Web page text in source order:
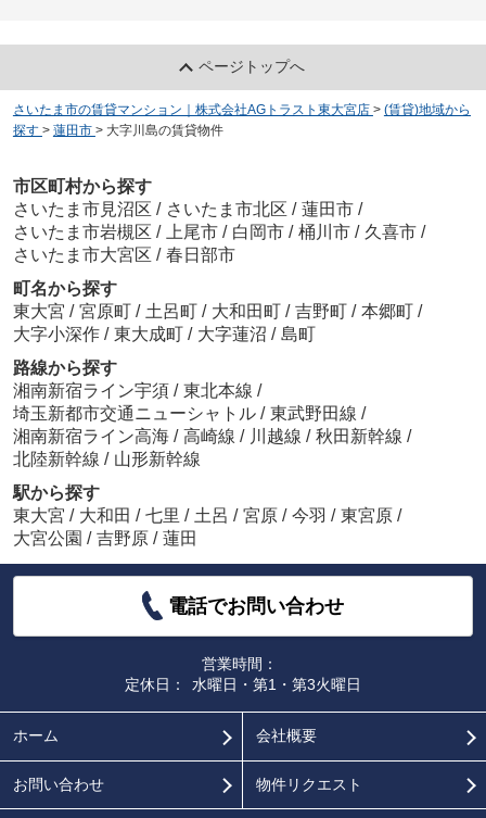
ページトップへ
さいたま市の賃貸マンション｜株式会社AGトラスト東大宮店 > (賃貸)地域から
探す > 蓮田市 > 大字川島の賃貸物件
市区町村から探す
さいたま市見沼区 / さいたま市北区 / 蓮田市 /
さいたま市岩槻区 / 上尾市 / 白岡市 / 桶川市 / 久喜市 /
さいたま市大宮区 / 春日部市
町名から探す
東大宮 / 宮原町 / 土呂町 / 大和田町 / 吉野町 / 本郷町 /
大字小深作 / 東大成町 / 大字蓮沼 / 島町
路線から探す
湘南新宿ライン宇須 / 東北本線 /
埼玉新都市交通ニューシャトル / 東武野田線 /
湘南新宿ライン高海 / 高崎線 / 川越線 / 秋田新幹線 /
北陸新幹線 / 山形新幹線
駅から探す
東大宮 / 大和田 / 七里 / 土呂 / 宮原 / 今羽 / 東宮原 /
大宮公園 / 吉野原 / 蓮田
電話でお問い合わせ
営業時間：
定休日：
水曜日・第1・第3火曜日
ホーム 会社概要
お問い合わせ 物件リクエスト